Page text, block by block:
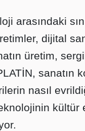
arasındaki
dijital
üretim,
sanatın
nasıl
kültür